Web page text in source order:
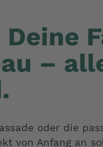
–
oder die
von Anfang an